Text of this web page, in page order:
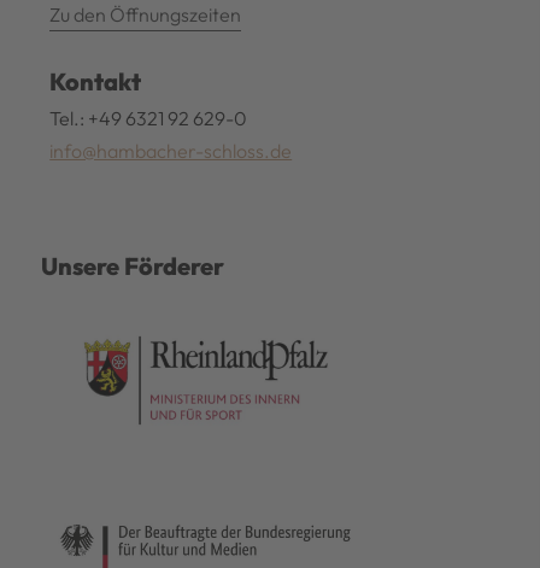
Zu den Öffnungszeiten
Kontakt
Tel.: +49 6321 92 629-0
info@hambacher-schloss.de
Unsere Förderer